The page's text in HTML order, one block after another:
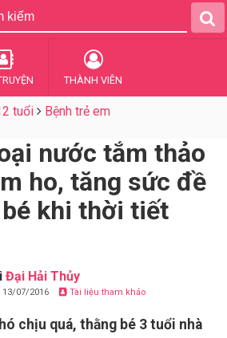
THÀNH VIÊN
tuổi Bệnh trẻ em
nước tắm thảo
ho, tăng sức đề
khi thời tiết
Đại Hải Thủy
13/07/2016 Tài liệu tham khảo
chịu quá, thằng bé 3 tuổi nhà